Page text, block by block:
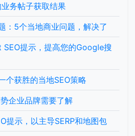
务帖子获取结果
：5个当地商业问题，解决了
提示，提高您的Google搜
个获胜的当地SEO策略
企业品牌需要了解
提示，以主导SERP和地图包